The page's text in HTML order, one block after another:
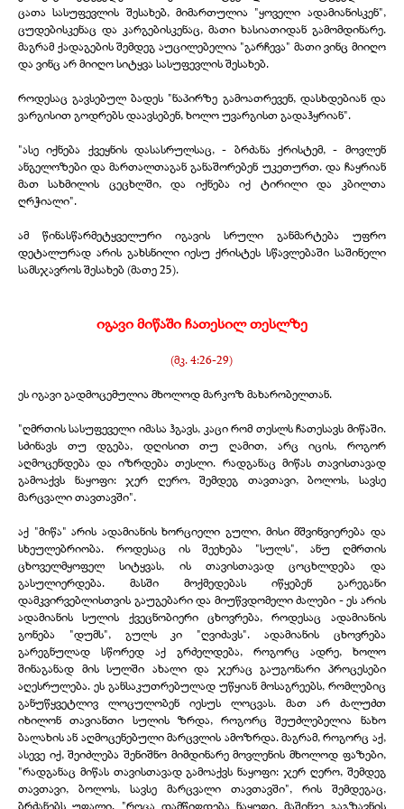
ცათა სასუფევლის შესახებ, მიმართულია "ყოველი ადამიანისკენ",
ცუდებისკენაც და კარგებისკენაც, მათი ხასიათიდან გამომდინარე.
მაგრამ ქადაგების შემდეგ აუცილებელია "გარჩევა" მათი ვინც მიიღო
და ვინც არ მიიღო სიტყვა სასუფევლის შესახებ.
როდესაც გავსებულ ბადეს "ნაპირზე გამოათრევენ, დასხდებიან და
ვარგისით გოდრებს დაავსებენ, ხოლო უვარგისთ გადაჰყრიან".
"ასე იქნება ქვეყნის დასასრულსაც, - ბრძანა ქრისტემ, - მოვლენ
ანგელოზები და მართალთაგან განაშორებენ უკეთურთ. და ჩაყრიან
მათ სახმილის ცეცხლში, და იქნება იქ ტირილი და კბილთა
ღრჭიალი".
ამ წინასწარმეტყველური იგავის სრული განმარტება უფრო
დეტალურად არის გახსნილი იესუ ქრისტეს სწავლებაში საშინელი
სამსჯავროს შესახებ (მათე 25).
იგავი მიწაში ჩათესილ თესლზე
(მკ. 4:26-29)
ეს იგავი გადმოცემულია მხოლოდ მარკოზ მახარობელთან.
"ღმრთის სასუფეველი იმასა ჰგავს, კაცი რომ თესლს ჩათესავს მიწაში.
სძინავს თუ დგება, დღისით თუ ღამით, არც იცის, როგორ
აღმოცენდება და იზრდება თესლი. რადგანაც მიწას თავისთავად
გამოაქვს ნაყოფი: ჯერ ღერო, შემდეგ თავთავი, ბოლოს, სავსე
მარცვალი თავთავში".
აქ "მიწა" არის ადამიანის ხორციელი გული, მისი მშვინვიერება და
სხეულებრიობა. როდესაც ის შეეხება "სულს", ანუ ღმრთის
ცხოველმყოფელ სიტყვას, ის თავისთავად ცოცხლდება და
გასულიერდება. მასში მოქმედებას იწყებენ გარეგანი
დამკვირვებლისთვის გაუგებარი და მიუწვდომელი ძალები -ეს არის
ადამიანის სულის ქვეცნობიერი ცხოვრება, როდესაც ადამიანის
გონება "დუმს", გულს კი "ღვიძავს". ადამიანის ცხოვრება
გარეგნულად სწორედ აქ გრძელდება, როგორც ადრე, ხოლო
შინაგანად მის სულში ახალი და ჯერაც გაუგონარი პროცესები
აღესრულება. ეს განსაკუთრებულად უწყიან მოსაგრეებს, რომლებიც
განუწყვეტლივ ლოცულობენ იესუს ლოცვას. მათ არ ძალუძთ
იხილონ თავიანთი სულის ზრდა, როგორც შეუძლებელია ნახო
ბალახის ან აღმოცენებული მარცვლის ამოზრდა. მაგრამ, როგორც აქ,
ასევე იქ, შეიძლება შენიშნო მიმდინარე მოვლენის მხოლოდ ფაზები,
"რადგანაც მიწას თავისთავად გამოაქვს ნაყოფი: ჯერ ღერო, შემდეგ
თავთავი, ბოლოს, სავსე მარცვალი თავთავში", რის შემდეგაც,
ბრძანებს უფალი, "როცა დამწიფდება ნაყოფი, მაშინვე გაგზავნის